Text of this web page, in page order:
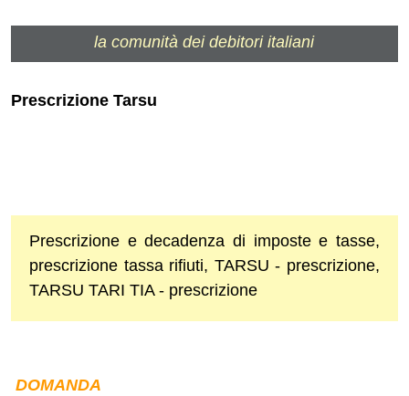
la comunità dei debitori italiani
Prescrizione Tarsu
Prescrizione e decadenza di imposte e tasse,
prescrizione tassa rifiuti, TARSU - prescrizione,
TARSU TARI TIA - prescrizione
DOMANDA